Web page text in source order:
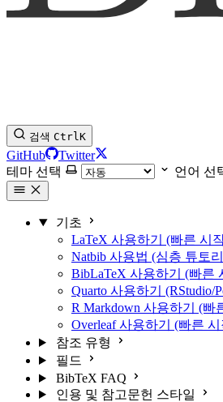
검색 CtrlK
GitHub
Twitter
테마 선택
언어 선
기초
LaTeX 사용하기 (빠른 시
Natbib 사용법 (심층 튜토
BibLaTeX 사용하기 (빠른
Quarto 사용하기 (RStudio/
R Markdown 사용하기 (빠
Overleaf 사용하기 (빠른
참조 유형
필드
BibTeX FAQ
인용 및 참고문헌 스타일